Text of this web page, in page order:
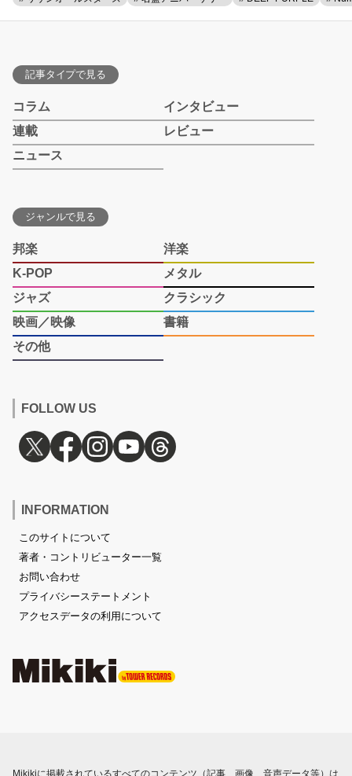
記事タイプで見る
コラム
インタビュー
連載
レビュー
ニュース
ジャンルで見る
邦楽
洋楽
K-POP
メタル
ジャズ
クラシック
映画／映像
書籍
その他
FOLLOW US
INFORMATION
このサイトについて
著者・コントリビューター一覧
お問い合わせ
プライバシーステートメント
アクセスデータの利用について
Mikikiに掲載されているすべてのコンテンツ（記事、画像、音声データ等）は